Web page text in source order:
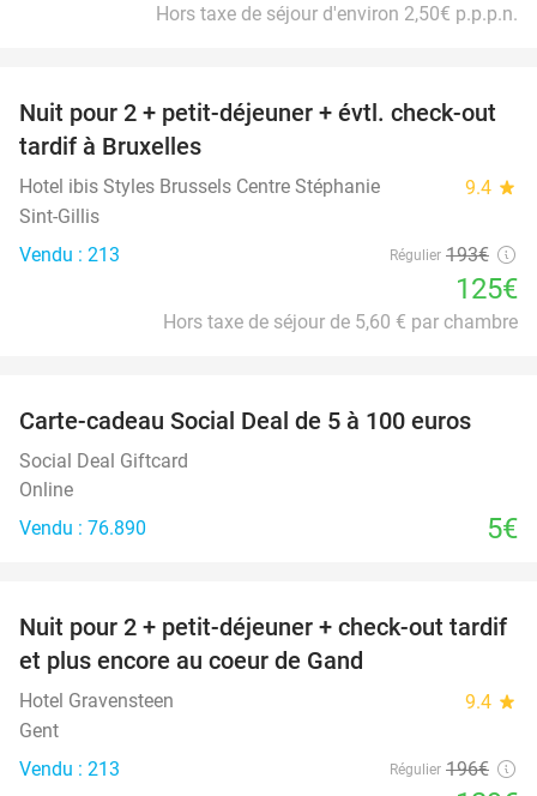
Hors taxe de séjour d'environ 2,50€ p.p.p.n.
35%
Nuit pour 2 + petit-déjeuner + évtl. check-out
tardif à Bruxelles
Hotel ibis Styles Brussels Centre Stéphanie 9.4 star
Sint-Gillis
Vendu : 213
Régulier 193€
125€
Hors taxe de séjour de 5,60 € par chambre
Carte-cadeau Social Deal de 5 à 100 euros
Social Deal Giftcard
Online
Vendu : 76.890
5€
34%
Nuit pour 2 + petit-déjeuner + check-out tardif
et plus encore au coeur de Gand
Hotel Gravensteen 9.4 star
Gent
Vendu : 213
Régulier 196€